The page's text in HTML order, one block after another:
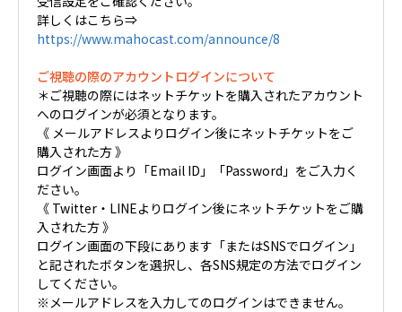
詳しくはこちら⇒
https://www.mahocast.com/announce/8
ご視聴の際のアカウントログインについて
＊ご視聴の際にはネットチケットを購入されたアカウント
へのログインが必須となります。
《 メールアドレスよりログイン後にネットチケットをご
購入された方 》
ログイン画面より「Email ID」「Password」をご入力く
ださい。
《 Twitter・LINEよりログイン後にネットチケットをご購
入された方 》
ログイン画面の下段にあります「またはSNSでログイン」
と記されたボタンを選択し、各SNS規定の方法でログイン
してください。
※メールアドレスを入力してのログインはできません。